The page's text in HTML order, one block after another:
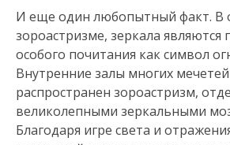
И еще один любопытный факт. В
зороастризме, зеркала
особого почитания как символ
Внутренние залы многих
распространен зороастризм,
великолепными зеркальными
Благодаря игре света и